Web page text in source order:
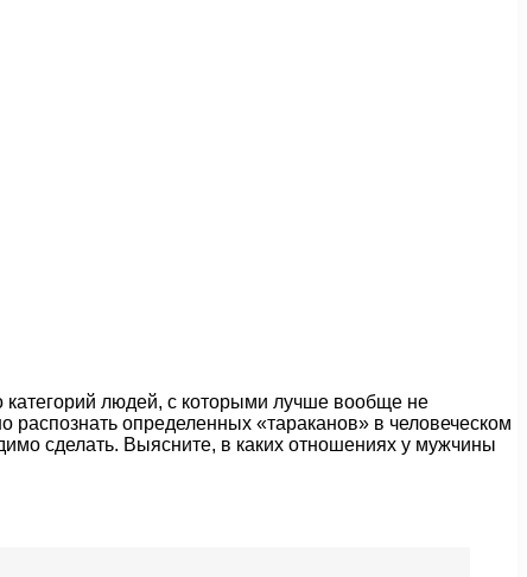
людей, с которыми лучше вообще не
определенных «тараканов» в человеческом
сделать. Выясните, в каких отношениях у мужчины